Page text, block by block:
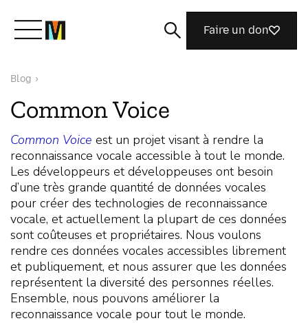
Découvrir Mozilla
Nos initiatives
Rejoignez-nous
Magazine
Faire un don
Blog ›
Common Voice
Common Voice est un projet visant à rendre la
reconnaissance vocale accessible à tout le monde.
Les développeurs et développeuses ont besoin
d’une très grande quantité de données vocales
pour créer des technologies de reconnaissance
vocale, et actuellement la plupart de ces données
sont coûteuses et propriétaires. Nous voulons
rendre ces données vocales accessibles librement
et publiquement, et nous assurer que les données
représentent la diversité des personnes réelles.
Ensemble, nous pouvons améliorer la
reconnaissance vocale pour tout le monde.